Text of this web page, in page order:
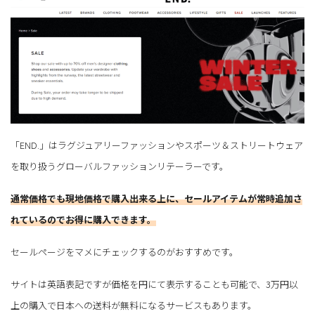
「END.」はラグジュアリーファッションやスポーツ＆ストリートウェア
を取り扱うグローバルファッションリテーラーです。
通常価格でも現地価格で購入出来る上に、セールアイテムが常時追加さ
れているのでお得に購入できます。
セールページをマメにチェックするのがおすすめです。
サイトは英語表記ですが価格を円にて表示することも可能で、3万円以
上の購入で日本への送料が無料になるサービスもあります。